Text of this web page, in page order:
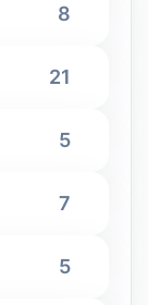
8
21
5
7
5